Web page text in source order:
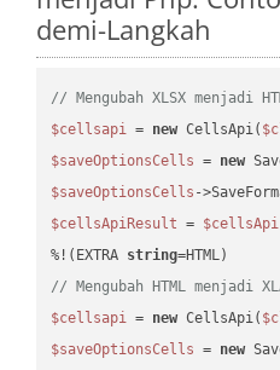
demi-Langkah
// Mengubah XLSX menjadi
$cellsapi = new CellsApi(
$saveOptionsCells = new
$saveOptionsCells -
$cellsApiResult = $cellsApi
%!(EXTRA string
// Mengubah HTML menjadi
$cellsapi = new CellsApi(
$saveOptionsCells = new